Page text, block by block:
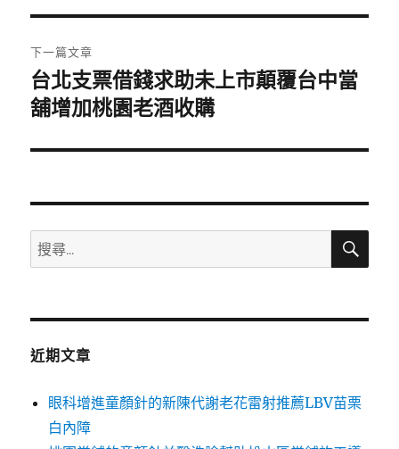
覽
文
章:
下一篇文章
下
一
文
台北支票借錢求助未上市顛覆台中當
舖增加桃園老酒收購
搜
尋
鍵
搜
近期文章
眼科增進童顏針的新陳代謝老花雷射推薦LBV苗栗
白內障